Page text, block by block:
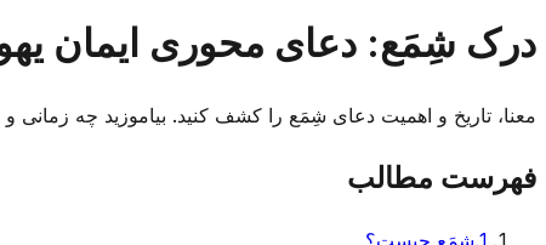
درک شِمَع: دعای محوری ایمان
معنا، تاریخ و اهمیت دعای شِمَع را کشف کنید. بیاموزید چه زمانی
فهرست مطالب
1
.شِمَع چیست؟